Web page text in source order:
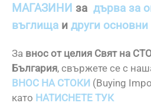
МАГАЗИНИ за дърва за
въглища и други основни
За внос от целия Свят на
България, свържете се с
ВНОС НА СТОКИ (Buying
като НАТИСНЕТЕ ТУК